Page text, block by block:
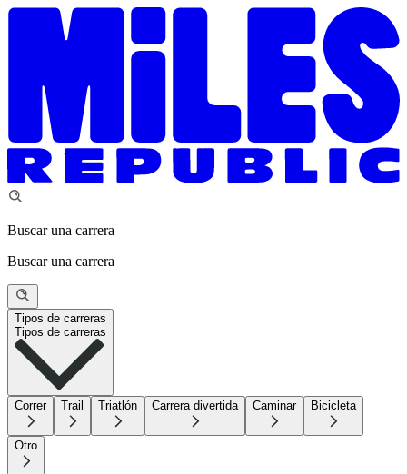
Buscar una carrera
Buscar una carrera
Tipos de carreras
Tipos de carreras
Correr Trail Triatlón Carrera divertida Caminar Bicicleta
Otro